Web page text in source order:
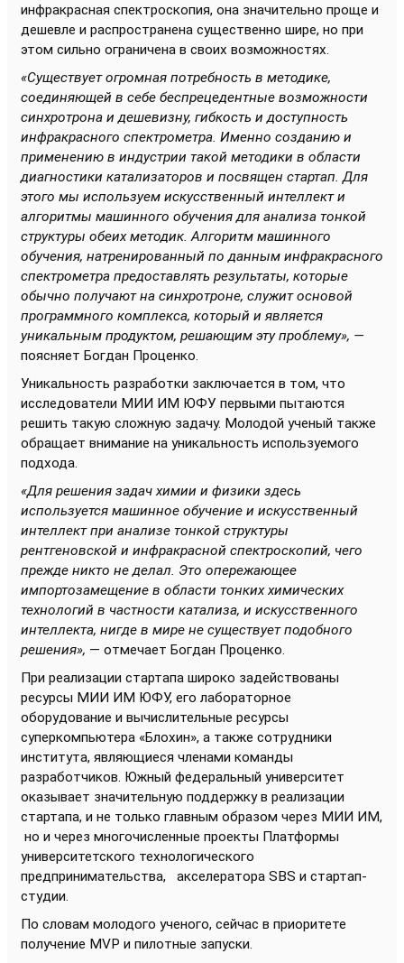
инфракрасная спектроскопия, она значительно проще и
дешевле и распространена существенно шире, но при
этом сильно ограничена в своих возможностях.
«Существует огромная потребность в методике,
соединяющей в себе беспрецедентные возможности
синхротрона и дешевизну, гибкость и доступность
инфракрасного спектрометра. Именно созданию и
применению в индустрии такой методики в области
диагностики катализаторов и посвящен стартап. Для
этого мы используем искусственный интеллект и
алгоритмы машинного обучения для анализа тонкой
структуры обеих методик. Алгоритм машинного
обучения, натренированный по данным инфракрасного
спектрометра предоставлять результаты, которые
обычно получают на синхротроне, служит основой
программного комплекса, который и является
уникальным продуктом, решающим эту проблему», —
поясняет Богдан Проценко.
Уникальность разработки заключается в том, что
исследователи МИИ ИМ ЮФУ первыми пытаются
решить такую сложную задачу. Молодой ученый также
обращает внимание на уникальность используемого
подхода.
«Для решения задач химии и физики здесь
используется машинное обучение и искусственный
интеллект при анализе тонкой структуры
рентгеновской и инфракрасной спектроскопий, чего
прежде никто не делал. Это опережающее
импортозамещение в области тонких химических
технологий в частности катализа, и искусственного
интеллекта, нигде в мире не существует подобного
решения», — отмечает Богдан Проценко.
При реализации стартапа широко задействованы
ресурсы МИИ ИМ ЮФУ, его лабораторное
оборудование и вычислительные ресурсы
суперкомпьютера «Блохин», а также сотрудники
института, являющиеся членами команды
разработчиков. Южный федеральный университет
оказывает значительную поддержку в реализации
стартапа, и не только главным образом через МИИ ИМ,
но и через многочисленные проекты Платформы
университетского технологического
предпринимательства, акселератора SBS и стартап-
студии.
По словам молодого ученого, сейчас в приоритете
получение MVP и пилотные запуски.